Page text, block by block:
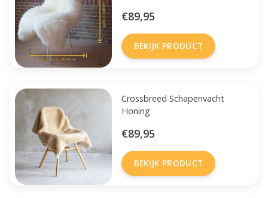
€89,95
BEKIJK PRODUCT
Crossbreed Schapenvacht
Honing
€89,95
BEKIJK PRODUCT